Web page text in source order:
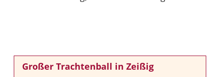
Großer Trachtenball in Zeißig